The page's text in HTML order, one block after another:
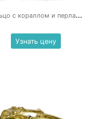
К
ольцо с кораллом и перламутром
Узнать цену